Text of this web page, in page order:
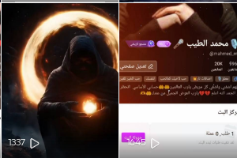
1645
1337